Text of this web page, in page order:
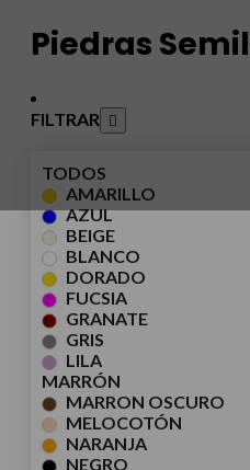
Piedras
FILTRAR
TODOS
AMARILLO
AZUL
BEIGE
BLANCO
DORADO
FUCSIA
GRANATE
GRIS
LILA
MARRÓN
MARRON OSCURO
MELOCOTÓN
NARANJA
NEGRO